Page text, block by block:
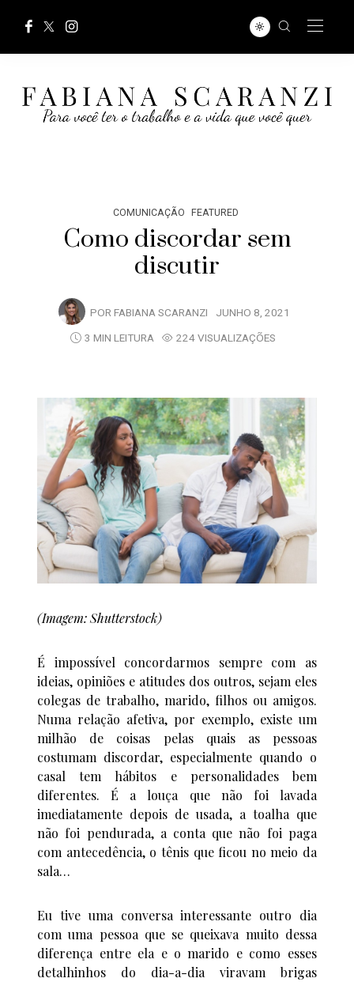
COMUNICAÇÃO FEATURED
Como discordar sem
discutir
POR FABIANA SCARANZI JUNHO 8, 2021
3 MIN LEITURA
224 VISUALIZAÇÕES
(Imagem: Shutterstock)
É impossível concordarmos sempre com as
ideias, opiniões e atitudes dos outros, sejam eles
colegas de trabalho, marido, filhos ou amigos.
Numa relação afetiva, por exemplo, existe um
milhão de coisas pelas quais as pessoas
costumam discordar, especialmente quando o
casal tem hábitos e personalidades bem
diferentes. É a louça que não foi lavada
imediatamente depois de usada, a toalha que
não foi pendurada, a conta que não foi paga
com antecedência, o tênis que ficou no meio da
sala…
Eu tive uma conversa interessante outro dia
com uma pessoa que se queixava muito dessa
diferença entre ela e o marido e como esses
detalhinhos do dia-a-dia viravam brigas